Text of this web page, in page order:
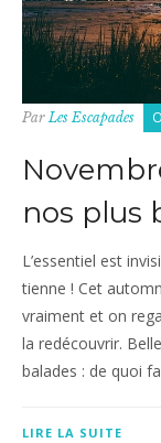
ParLes Escapades
nos plus
L’essentiel est
tienne ! Cet
vraiment et on
la redécouvrir.
balades : de quoi
LIRE LA SUITE